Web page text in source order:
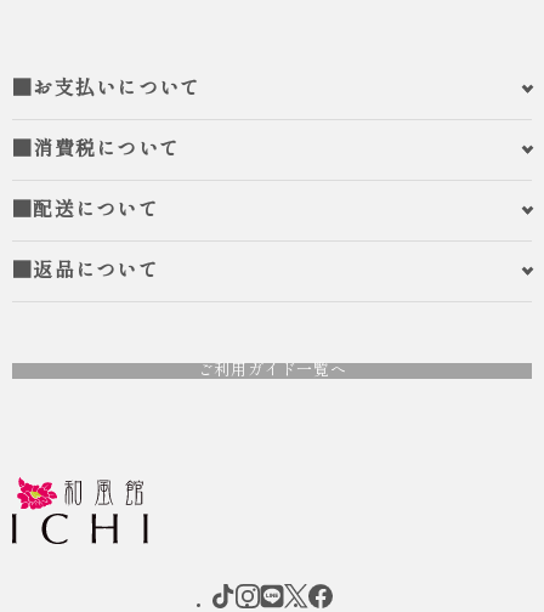
■お支払いについて
■消費税について
■配送について
■返品について
ご利用ガイド一覧へ